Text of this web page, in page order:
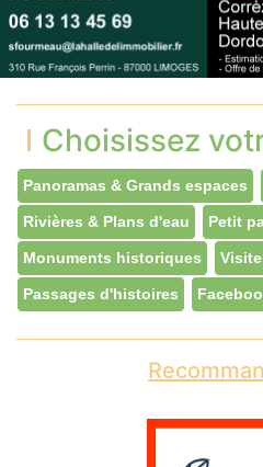
Choisissez
Panoramas & Grands espaces
Rivières & Plans d'eau Petit
Monuments historiques
Passages d'histoires